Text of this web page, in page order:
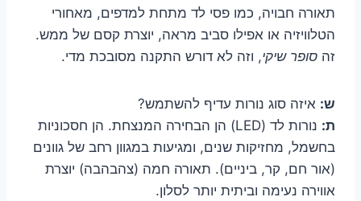
תאורה חבויה, כמו פסי לד מתחת למדפים, מאחורי
הטלוויזיה או אפילו סביב מראה, יוצרת קסם של ממש.
זה סופר שיקי, וזה לא דורש התקנה מסובכת מדי.
ש: איזה סוג נורות עדיף להשתמש?
ת:
נורות לד (LED) הן הבחירה המנצחת. הן חסכוניות
בחשמל, מחזיקות שנים, ומגיעות במגוון רחב של גוונים
(אור חם, קר, ביניים). תאורה חמה (צהבהבה) יוצרת
אווירה נעימה וביתית יותר לסלון.